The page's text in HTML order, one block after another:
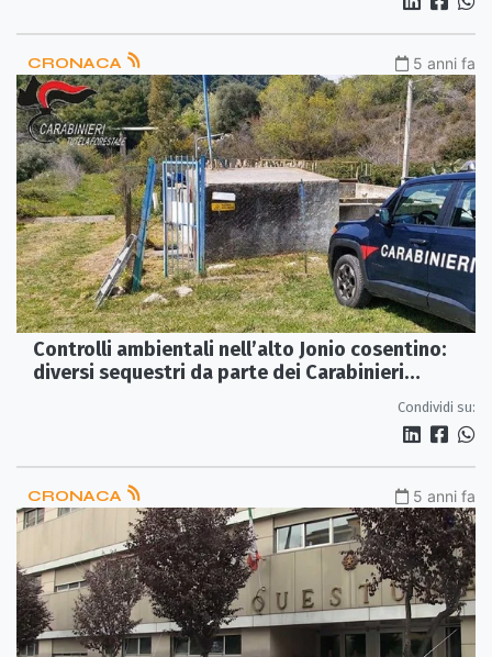
CRONACA 5 anni fa
Controlli ambientali nell’alto Jonio cosentino:
diversi sequestri da parte dei Carabinieri
Condividi su:
CRONACA 5 anni fa